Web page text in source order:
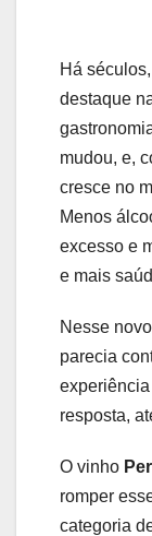
Há
destaque
mudou, e,
cresce no
Menos
excesso e
e mais
Nesse
parecia
resposta,
O vinho
romper
categoria